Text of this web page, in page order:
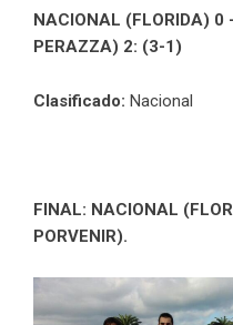
NACIONAL (FLORIDA) 0
PERAZZA) 2: (3-1)
Clasificado: Nacional
FINAL: NACIONAL
PORVENIR).